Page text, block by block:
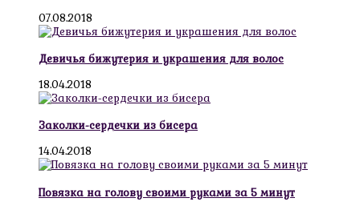
07.08.2018
Девичья бижутерия и украшения для волос
18.04.2018
Заколки-сердечки из бисера
14.04.2018
Повязка на голову своими руками за 5 минут